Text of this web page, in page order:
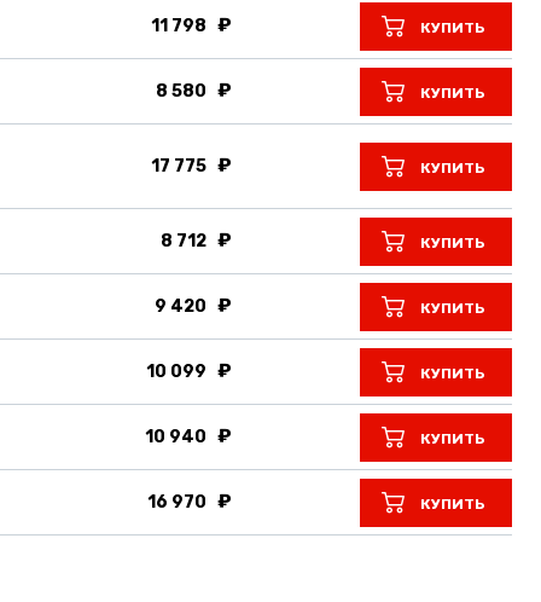
11 798 КУПИТЬ
8 580 КУПИТЬ
17 775 КУПИТЬ
8 712 КУПИТЬ
9 420 КУПИТЬ
10 099 КУПИТЬ
10 940 КУПИТЬ
16 970 КУПИТЬ